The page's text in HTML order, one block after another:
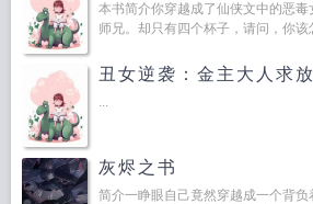
本书简介你穿越成了仙侠文中的恶
师兄。却只有四个杯子，请问，你该
丑女逆袭：金主大人求
...
灰烬之书
简介一睁眼自己竟然穿越成一个背